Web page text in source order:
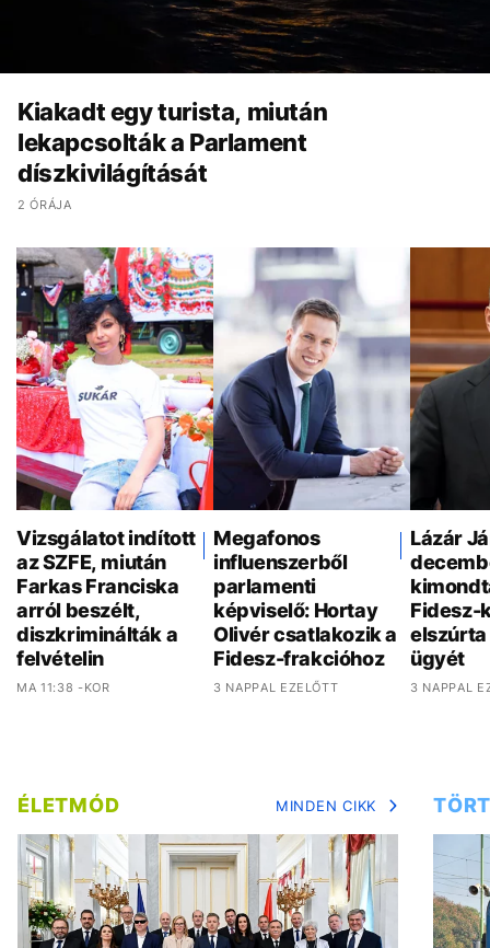
Kiakadt egy turista, miután
lekapcsolták a Parlament
díszkivilágítását
2 ÓRÁJA
Vizsgálatot indított
az SZFE, miután
Farkas Franciska
arról beszélt,
diszkriminálták a
felvételin
MA 11:38 -KOR
Megafonos
influenszerből
parlamenti
képviselő: Hortay
Olivér csatlakozik a
Fidesz-frakcióhoz
3 NAPPAL EZELŐTT
Lázár
Fidesz-
ügyét
3 NAPPAL
ÉLETMÓD MINDEN CIKK